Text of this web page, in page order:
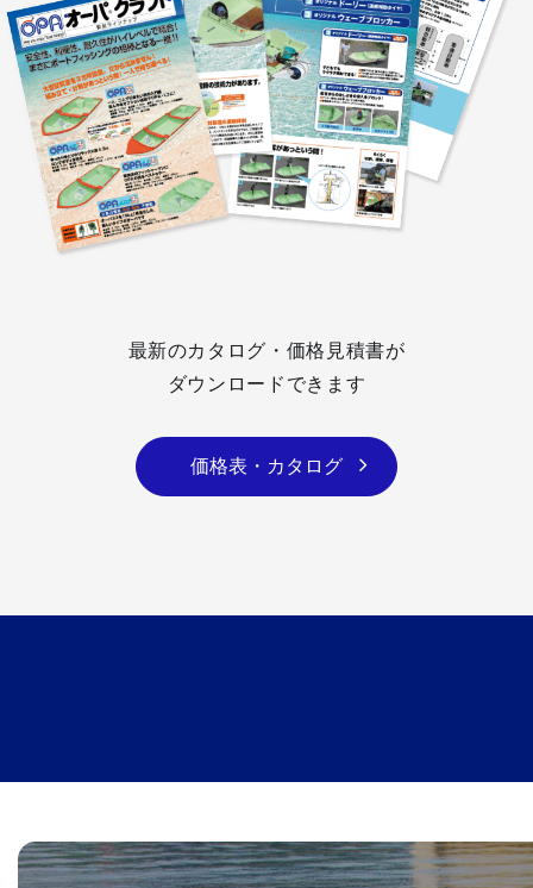
最新のカタログ・価格見積書が
ダウンロードできます
価格表・カタログ